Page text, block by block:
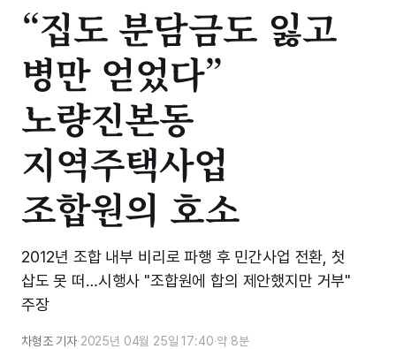
“집도 분담금도 잃고
병만 얻었다”
노량진본동
지역주택사업
조합원의 호소
2012년 조합 내부 비리로 파행 후 민간사업 전환, 첫
삽도 못 떠…시행사 "조합원에 합의 제안했지만 거부"
주장
차형조 기자·2025년 04월 25일 17:40·약 8분